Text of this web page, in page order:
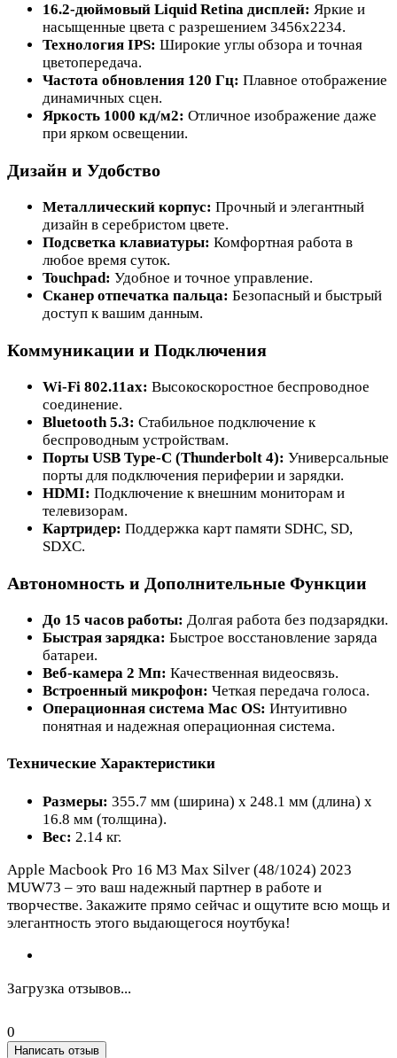
16.2-дюймовый Liquid Retina дисплей: Яркие и
насыщенные цвета с разрешением 3456x2234.
Технология IPS: Широкие углы обзора и точная
цветопередача.
Частота обновления 120 Гц: Плавное отображение
динамичных сцен.
Яркость 1000 кд/м2: Отличное изображение даже
при ярком освещении.
Дизайн и Удобство
Металлический корпус: Прочный и элегантный
дизайн в серебристом цвете.
Подсветка клавиатуры: Комфортная работа в
любое время суток.
Touchpad: Удобное и точное управление.
Сканер отпечатка пальца: Безопасный и быстрый
доступ к вашим данным.
Коммуникации и Подключения
Wi-Fi 802.11ax: Высокоскоростное беспроводное
соединение.
Bluetooth 5.3: Стабильное подключение к
беспроводным устройствам.
Порты USB Type-C (Thunderbolt 4): Универсальные
порты для подключения периферии и зарядки.
HDMI: Подключение к внешним мониторам и
телевизорам.
Картридер: Поддержка карт памяти SDHC, SD,
SDXC.
Автономность и Дополнительные Функции
До 15 часов работы: Долгая работа без подзарядки.
Быстрая зарядка: Быстрое восстановление заряда
батареи.
Веб-камера 2 Мп: Качественная видеосвязь.
Встроенный микрофон: Четкая передача голоса.
Операционная система Mac OS: Интуитивно
понятная и надежная операционная система.
Технические Характеристики
Размеры: 355.7 мм (ширина) x 248.1 мм (длина) x
16.8 мм (толщина).
Вес: 2.14 кг.
Apple Macbook Pro 16 M3 Max Silver (48/1024) 2023
MUW73 – это ваш надежный партнер в работе и
творчестве. Закажите прямо сейчас и ощутите всю мощь и
элегантность этого выдающегося ноутбука!
Загрузка отзывов...
0
Написать отзыв